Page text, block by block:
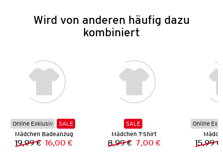
Wird von anderen häufig dazu
kombiniert
Online Exklusiv
SALE
Mädchen Badeanzug
Vorheriger Preis:
19,99 € Neuer Preis:
16,00 €
SALE
Mädchen T-Shirt
Vorheriger Preis:
8,99 € Neuer Preis:
7,00 €
Online
15,99 €